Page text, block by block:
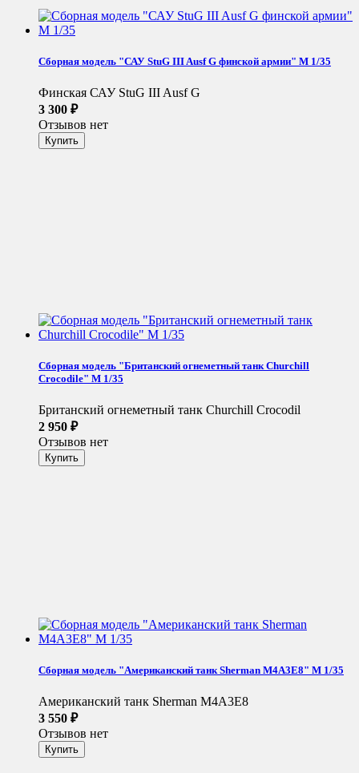
Сборная модель "САУ StuG III Ausf G финской армии" М 1/35
Финская САУ StuG III Ausf G
3 300 ₽
Отзывов нет
Сборная модель "Британский огнеметный танк Churchill
Crocodile" М 1/35
Британский огнеметный танк Churchill Crocodil
2 950 ₽
Отзывов нет
Сборная модель "Американский танк Sherman M4A3E8" М 1/35
Американский танк Sherman M4A3E8
3 550 ₽
Отзывов нет